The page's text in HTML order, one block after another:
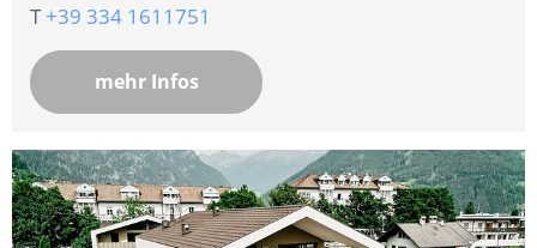
T+39 334 1611751
mehr Infos